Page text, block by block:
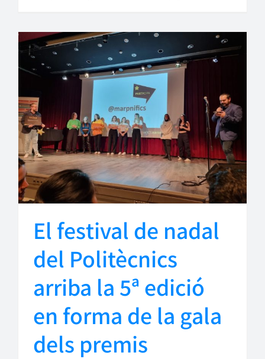
El festival de nadal
del Politècnics
arriba la 5ª edició
en forma de la gala
dels premis